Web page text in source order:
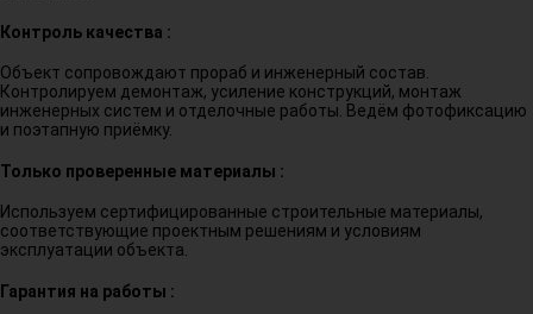
Контроль качества :
Объект сопровождают прораб и инженерный состав.
Контролируем демонтаж, усиление конструкций, монтаж
инженерных систем и отделочные работы. Ведём фотофиксацию
и поэтапную приёмку.
Только проверенные материалы :
Используем сертифицированные строительные материалы,
соответствующие проектным решениям и условиям
эксплуатации объекта.
Гарантия на работы :